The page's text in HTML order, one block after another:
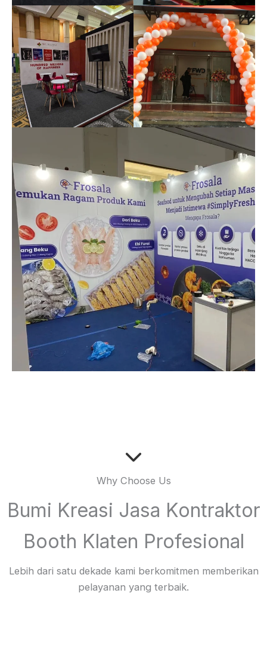
Why Choose Us
Bumi Kreasi Jasa Kontraktor
Booth Klaten Profesional
Lebih dari satu dekade kami berkomitmen memberikan
pelayanan yang terbaik.